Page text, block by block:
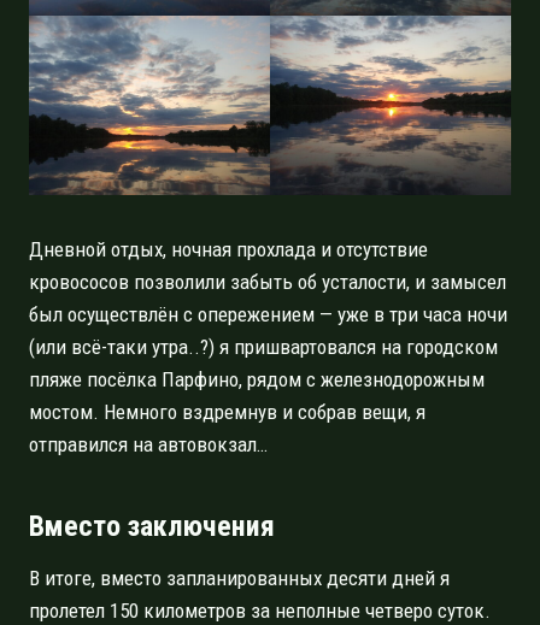
Дневной отдых, ночная прохлада и отсутствие
кровососов позволили забыть об усталости, и замысел
был осуществлён с опережением — уже в три часа ночи
(или всё-таки утра..?) я пришвартовался на городском
пляже посёлка Парфино, рядом с железнодорожным
мостом. Немного вздремнув и собрав вещи, я
отправился на автовокзал…
Вместо заключения
В итоге, вместо запланированных десяти дней я
пролетел 150 километров за неполные четверо суток.